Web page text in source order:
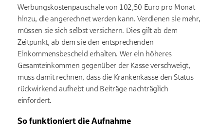
Werbungskostenpauschale von 102,50 Euro pro Monat
hinzu, die angerechnet werden kann. Verdienen sie mehr,
müssen sie sich selbst versichern. Dies gilt ab dem
Zeitpunkt, ab dem sie den entsprechenden
Einkommensbescheid erhalten. Wer ein höheres
Gesamteinkommen gegenüber der Kasse verschweigt,
muss damit rechnen, dass die Krankenkasse den Status
rückwirkend aufhebt und Beiträge nachträglich
einfordert.
So funktioniert die Aufnahme